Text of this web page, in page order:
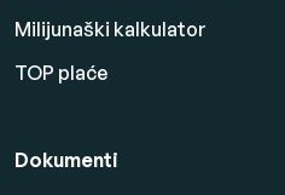
Milijunaški kalkulator
TOP plaće
Dokumenti